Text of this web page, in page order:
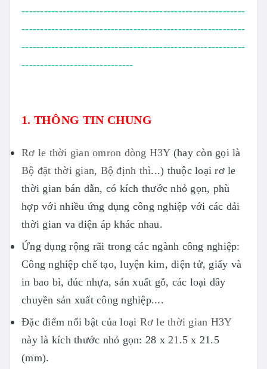
------------------------------------------------------------
------------------------------------------------------------
------------------------------------------------------------
------------------------------
1. THÔNG TIN CHUNG
Rơ le thời gian omron dòng H3Y(hay còn gọi là
Bộ đặt thời gian, Bộ định thì...) thuộc loại rơ le
thời gian bán dẫn, có kích thước nhỏ gọn, phù
hợp với nhiều ứng dụng công nghiệp với các dải
thời gian va điện áp khác nhau.
Ứng dụng rộng rãi trong các ngành công nghiệp:
Công nghiệp chế tạo, luyện kim, điện tử, giấy và
in bao bì, đúc nhựa, sản xuất gỗ, các loại dây
chuyền sản xuất công nghiệp....
Đặc điểm nổi bật của loại Rơ le thời gian H3Y
này là kích thước nhỏ gọn: 28 x 21.5 x 21.5
(mm).